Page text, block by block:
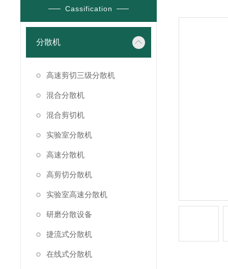
Cassification
分散机
高速剪切三级分散机
混合分散机
混合剪切机
实验室分散机
高速分散机
高剪切分散机
实验室高速分散机
研磨分散设备
捷流式分散机
在线式分散机